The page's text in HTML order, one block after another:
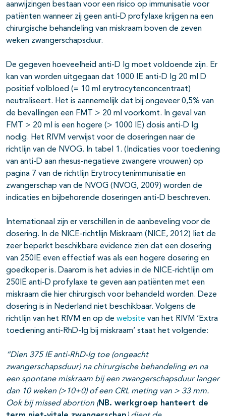
aanwijzingen bestaan voor een risico op immunisatie voor
patiënten wanneer zij geen anti-D profylaxe krijgen na een
chirurgische behandeling van miskraam boven de zeven
weken zwangerschapsduur.
De gegeven hoeveelheid anti-D Ig moet voldoende zijn. Er
kan van worden uitgegaan dat 1000 IE anti-D Ig 20 ml D
positief volbloed (= 10 ml erytrocytenconcentraat)
neutraliseert. Het is aannemelijk dat bij ongeveer 0,5% van
de bevallingen een FMT > 20 ml voorkomt. In geval van
FMT > 20 ml is een hogere (> 1000 IE) dosis anti-D Ig
nodig. Het RIVM verwijst voor de doseringen naar de
richtlijn van de NVOG. In tabel 1. (Indicaties voor toediening
van anti-D aan rhesus-negatieve zwangere vrouwen) op
pagina 7 van de richtlijn Erytrocytenimmunisatie en
zwangerschap van de NVOG (NVOG, 2009) worden de
indicaties en bijbehorende doseringen anti-D beschreven.
Internationaal zijn er verschillen in de aanbeveling voor de
dosering. In de NICE-richtlijn Miskraam (NICE, 2012) liet de
zeer beperkt beschikbare evidence zien dat een dosering
van 250IE even effectief was als een hogere dosering en
goedkoper is. Daarom is het advies in de NICE-richtlijn om
250IE anti-D profylaxe te geven aan patiënten met een
miskraam die hier chirurgisch voor behandeld worden. Deze
dosering is in Nederland niet beschikbaar. Volgens de
richtlijn van het RIVM en op de website van het RIVM ‘Extra
toediening anti-RhD-Ig bij miskraam’ staat het volgende:
“Dien 375 IE anti-RhD-Ig toe (ongeacht
zwangerschapsduur) na chirurgische behandeling en na
een spontane miskraam bij een zwangerschapsduur langer
dan 10 weken (>10+0) of een CRL meting van > 33 mm.
Ook bij missed abortion (NB. werkgroep hanteert de